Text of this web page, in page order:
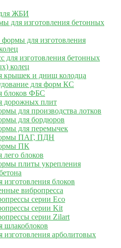
ЖБИ
для изготовления бетонных
для изготовления
для изготовления бетонных
колец
крышек и днищ колодца
для форм КС
блоков ФБС
дорожных плит
для производства лотков
для бордюров
для перемычек
ПАГ, ПДН
ПК
блоков
плиты укрепления
изготовления блоков
вибропресса
серии Eco
серии Kit
серии Zilart
шлакоблоков
изготовления арболитовых